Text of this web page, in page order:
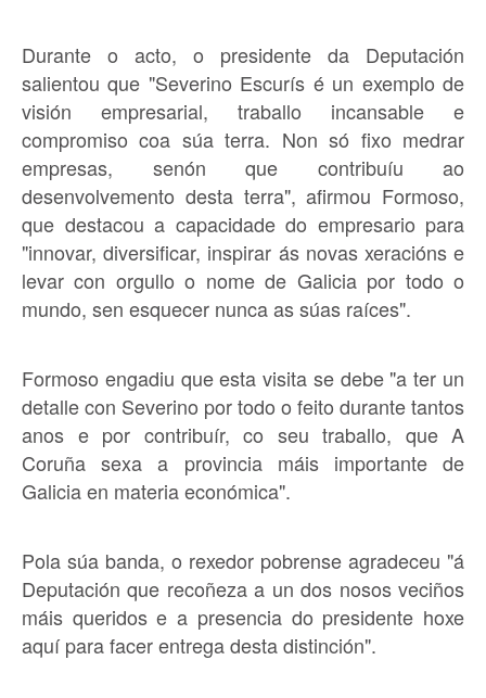
Durante o acto, o presidente da Deputación
salientou que "Severino Escurís é un exemplo de
visión empresarial, traballo incansable e
compromiso coa súa terra. Non só fixo medrar
empresas, senón que contribuíu ao
desenvolvemento desta terra", afirmou Formoso,
que destacou a capacidade do empresario para
"innovar, diversificar, inspirar ás novas xeracións e
levar con orgullo o nome de Galicia por todo o
mundo, sen esquecer nunca as súas raíces".
Formoso engadiu que esta visita se debe "a ter un
detalle con Severino por todo o feito durante tantos
anos e por contribuír, co seu traballo, que A
Coruña sexa a provincia máis importante de
Galicia en materia económica".
Pola súa banda, o rexedor pobrense agradeceu "á
Deputación que recoñeza a un dos nosos veciños
máis queridos e a presencia do presidente hoxe
aquí para facer entrega desta distinción".